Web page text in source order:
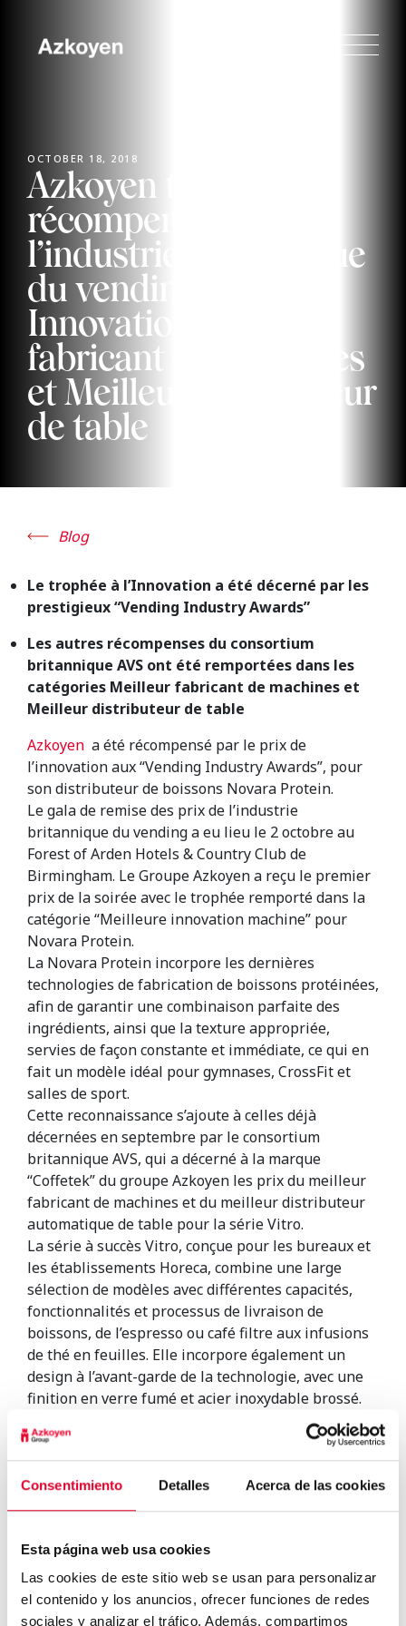
Consentimiento Detalles Acerca de las cookies
Esta página web usa cookies
Las cookies de este sitio web se usan para personalizar
el contenido y los anuncios, ofrecer funciones de redes
sociales y analizar el tráfico. Además, compartimos
OCTOBER 18, 2018
Azkoyen trois fois
récompensé par
l’industrie britannique
du vending :
Innovation, Meilleur
fabricant de machines
et Meilleur distributeur
de table
Blog
Le trophée à l’Innovation a été décerné par les
prestigieux “Vending Industry Awards”
Les autres récompenses du consortium
britannique AVS ont été remportées dans les
catégories Meilleur fabricant de machines et
Meilleur distributeur de table
Azkoyen a été récompensé par le prix de
l’innovation aux “Vending Industry Awards”, pour
son distributeur de boissons Novara Protein.
Le gala de remise des prix de l’industrie
britannique du vending a eu lieu le 2 octobre au
Forest of Arden Hotels & Country Club de
Birmingham. Le Groupe Azkoyen a reçu le premier
prix de la soirée avec le trophée remporté dans la
catégorie “Meilleure innovation machine” pour
Novara Protein.
La Novara Protein incorpore les dernières
technologies de fabrication de boissons protéinées,
afin de garantir une combinaison parfaite des
ingrédients, ainsi que la texture appropriée,
servies de façon constante et immédiate, ce qui en
fait un modèle idéal pour gymnases, CrossFit et
salles de sport.
Cette reconnaissance s’ajoute à celles déjà
décernées en septembre par le consortium
britannique AVS, qui a décerné à la marque
“Coffetek” du groupe Azkoyen les prix du meilleur
fabricant de machines et du meilleur distributeur
automatique de table pour la série Vitro.
La série à succès Vitro, conçue pour les bureaux et
les établissements Horeca, combine une large
sélection de modèles avec différentes capacités,
fonctionnalités et processus de livraison de
boissons, de l’espresso ou café filtre aux infusions
de thé en feuilles. Elle incorpore également un
design à l’avant-garde de la technologie, avec une
finition en verre fumé et acier inoxydable brossé.
Avec ces trois prix, le groupe Azkoyen reste leader
sur le marché britannique puisqu’il a été reconnu
par les “Vending Industry Awards” comme le
meilleur fournisseur six fois de suite.
À propos d’AVS
créé en 1979 sous forme d’un groupement
d’exploitants de distributeurs indépendants, qui se
sont réunis pour atteindre des objectifs communs
et faciliter l’échange d’informations sur des